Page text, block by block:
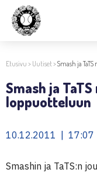
Etusivu > Uutiset>Smash ja
Smash ja
loppuotteluun
10.12.2011 | 17:07
Smashin ja TaTS:n